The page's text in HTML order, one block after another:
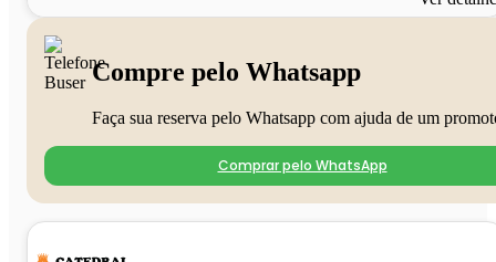
Compre pelo Whatsapp
Faça sua reserva pelo Whatsapp com ajuda de um
Comprar pelo WhatsApp